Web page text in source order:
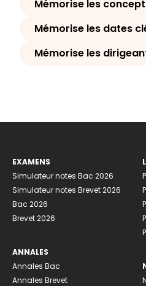
Mémorise les
Mémorise les dates
Mémorise les
EXAMENS
Simulateur notes Bac 2026
Simulateur notes Brevet 2026
Bac 2026
Brevet 2026
ANNALES
Annales Bac
Annales Brevet